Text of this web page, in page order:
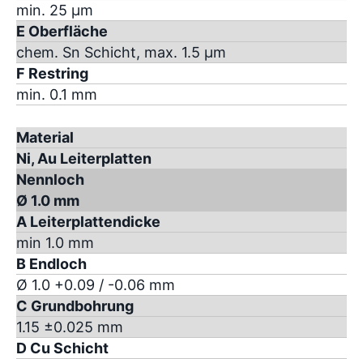
min. 25 µm
E Oberfläche
chem. Sn Schicht, max. 1.5 µm
F Restring
min. 0.1 mm
Material
Ni, Au Leiterplatten
Nennloch
Ø 1.0 mm
A Leiterplattendicke
min 1.0 mm
B Endloch
Ø 1.0 +0.09 / -0.06 mm
C Grundbohrung
1.15 ±0.025 mm
D Cu Schicht